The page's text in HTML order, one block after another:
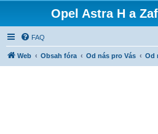
Opel Astra H a
FAQ
Web Obsah fóra Od nás pro Vás Od